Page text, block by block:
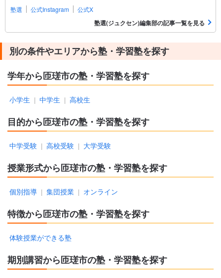
塾選
公式Instagram 公式X
塾選(ジュクセン)編集部の記事一覧を見る
別の条件やエリアから塾・学習塾を探す
学年から匝瑳市の塾・学習塾を探す
小学生 | 中学生 | 高校生
目的から匝瑳市の塾・学習塾を探す
中学受験 | 高校受験 | 大学受験
授業形式から匝瑳市の塾・学習塾を探す
個別指導 | 集団授業 | オンライン
特徴から匝瑳市の塾・学習塾を探す
体験授業ができる塾
期別講習から匝瑳市の塾・学習塾を探す